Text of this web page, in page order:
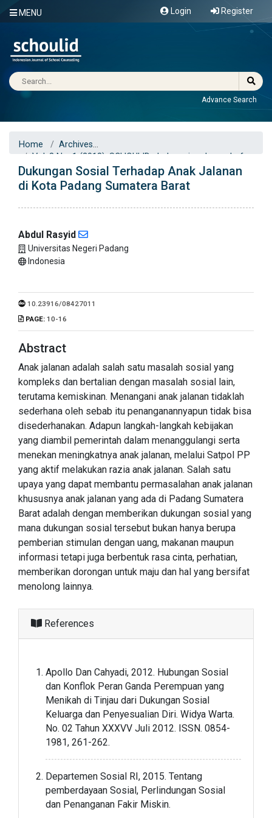
MENU Login Register
Advance Search
Home
Archives
Vol. 3 No. 1 (2018): SCHOULID : Indonesian Journal of
School Counseling
Articles
Dukungan Sosial Terhadap Anak Jalanan
di Kota Padang Sumatera Barat
Abdul Rasyid
Universitas Negeri Padang
Indonesia
10.23916/08427011
PAGE: 10-16
Abstract
Anak jalanan adalah salah satu masalah sosial yang
kompleks dan bertalian dengan masalah sosial lain,
terutama kemiskinan. Menangani anak jalanan tidaklah
sederhana oleh sebab itu penanganannyapun tidak bisa
disederhanakan. Adapun langkah-langkah kebijakan
yang diambil pemerintah dalam menanggulangi serta
menekan meningkatnya anak jalanan, melalui Satpol PP
yang aktif melakukan razia anak jalanan. Salah satu
upaya yang dapat membantu permasalahan anak jalanan
khususnya anak jalanan yang ada di Padang Sumatera
Barat adalah dengan memberikan dukungan sosial yang
mana dukungan sosial tersebut bukan hanya berupa
pemberian stimulan dengan uang, makanan maupun
informasi tetapi juga berbentuk rasa cinta, perhatian,
memberikan dorongan untuk maju dan hal yang bersifat
menolong lainnya.
References
Apollo Dan Cahyadi, 2012. Hubungan Sosial
dan Konflok Peran Ganda Perempuan yang
Menikah di Tinjau dari Dukungan Sosial
Keluarga dan Penyesualian Diri. Widya Warta.
No. 02 Tahun XXXVV Juli 2012. ISSN. 0854-
1981, 261-262.
Departemen Sosial RI, 2015. Tentang
pemberdayaan Sosial, Perlindungan Sosial
dan Penanganan Fakir Miskin.